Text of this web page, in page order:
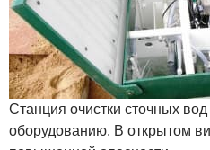
Станция очистки сточных
оборудованию. В открытом